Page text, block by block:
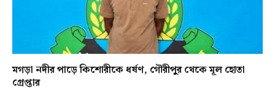
মগড়া নদীর পাড়ে কিশোরীকে ধর্ষণ, গৌরীপুর থেকে মূল হোতা
গ্রেপ্তার